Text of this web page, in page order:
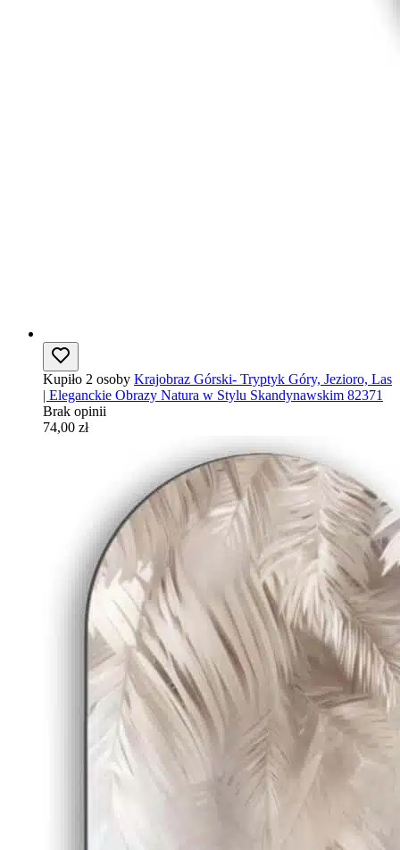
Kupiło 2 osoby Krajobraz Górski- Tryptyk Góry, Jezioro, Las
| Eleganckie Obrazy Natura w Stylu Skandynawskim 82371
Brak opinii
74,00 zł